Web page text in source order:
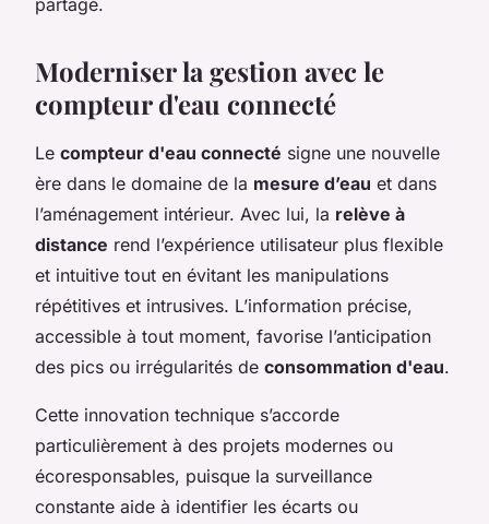
Moderniser la gestion avec le
compteur d'eau connecté
Le compteur d'eau connecté signe une nouvelle
ère dans le domaine de la mesure d’eau et dans
l’aménagement intérieur. Avec lui, la relève à
distance rend l’expérience utilisateur plus flexible
et intuitive tout en évitant les manipulations
répétitives et intrusives. L’information précise,
accessible à tout moment, favorise l’anticipation
des pics ou irrégularités de consommation d'eau.
Cette innovation technique s’accorde
particulièrement à des projets modernes ou
écoresponsables, puisque la surveillance
constante aide à identifier les écarts ou